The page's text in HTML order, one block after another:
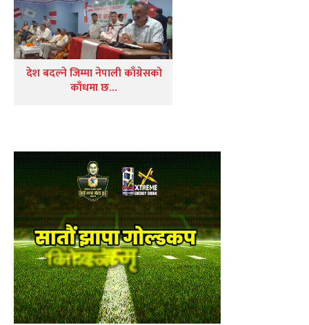
देश बदल्ने जिम्मा नेपाली काँग्रेसको
काँधमा छ…